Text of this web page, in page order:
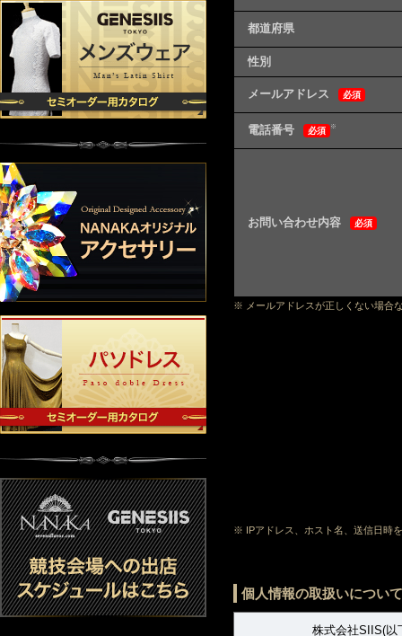
都道府県
性別
メールアドレス 必須
電話番号 必須 ※
お問い合わせ内容 必須
※ メールアドレスが正しくない場合
※ IPアドレス、ホスト名、送信日時
個人情報の取扱いについて
株式会社SIIS(以